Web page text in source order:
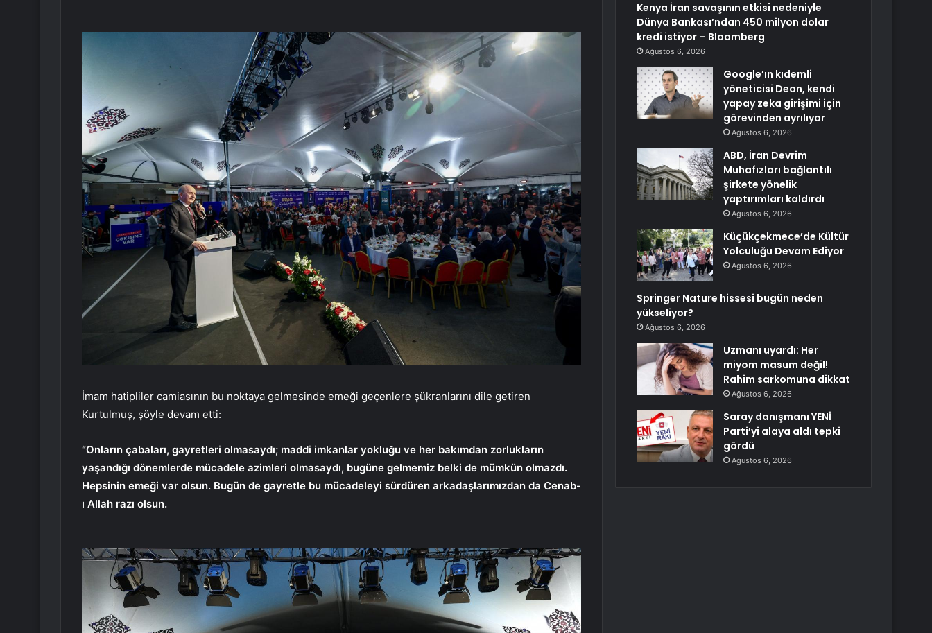
İmam hatipliler camiasının bu noktaya gelmesinde emeği geçenlere şükranlarını dile getiren
Kurtulmuş, şöyle devam etti:
“Onların çabaları, gayretleri olmasaydı; maddi imkanlar yokluğu ve her bakımdan zorlukların
yaşandığı dönemlerde mücadele azimleri olmasaydı, bugüne gelmemiz belki de mümkün olmazdı.
Hepsinin emeği var olsun. Bugün de gayretle bu mücadeleyi sürdüren arkadaşlarımızdan da Cenab-
ı Allah razı olsun.
Kenya İran savaşının etkisi nedeniyle
Dünya Bankası’ndan 450 milyon dolar
kredi istiyor – Bloomberg
Ağustos 6, 2026
Google’ın kıdemli
yöneticisi Dean, kendi
yapay zeka girişimi için
görevinden ayrılıyor
Ağustos 6, 2026
ABD, İran Devrim
Muhafızları bağlantılı
şirkete yönelik
yaptırımları kaldırdı
Ağustos 6, 2026
Küçükçekmece’de Kültür
Yolculuğu Devam Ediyor
Ağustos 6, 2026
Springer Nature hissesi bugün neden
yükseliyor?
Ağustos 6, 2026
Uzmanı uyardı: Her
miyom masum değil!
Rahim sarkomuna dikkat
Ağustos 6, 2026
Saray danışmanı YENİ
Parti’yi alaya aldı tepki
gördü
Ağustos 6, 2026